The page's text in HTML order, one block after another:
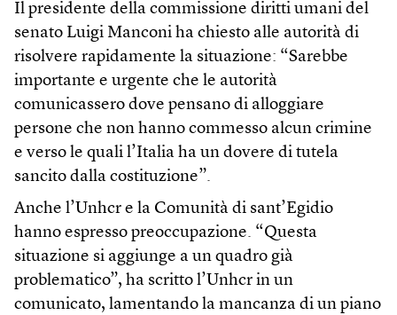
Il presidente della commissione diritti umani del
senato Luigi Manconi ha chiesto alle autorità di
risolvere rapidamente la situazione: “Sarebbe
importante e urgente che le autorità
comunicassero dove pensano di alloggiare
persone che non hanno commesso alcun crimine
e verso le quali l’Italia ha un dovere di tutela
sancito dalla costituzione”.
Anche l’Unhcr e la Comunità di sant’Egidio
hanno espresso preoccupazione. “Questa
situazione si aggiunge a un quadro già
problematico”, ha scritto l’Unhcr in un
comunicato, lamentando la mancanza di un piano